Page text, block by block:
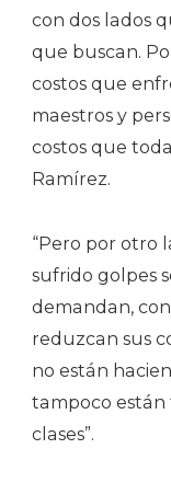
con dos lados
que buscan.
costos que
maestros y
costos que
Ramírez.
“Pero por otro
sufrido golpes
demandan,
reduzcan sus
no están
tampoco están
clases”.